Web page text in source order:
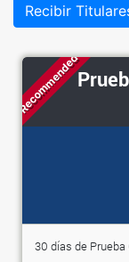
Recibir
Recommended
30 días de Prueba